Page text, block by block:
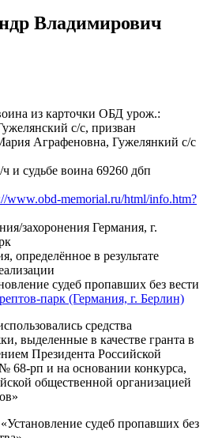
Владимирович
из карточки ОБД урож.:
с/с, призван
Аграфеновна, Гужелянкий с/с
и судьбе воина 69260 дбп
www.obd-memorial.ru/html/info.htm?
захоронения Германия, г.
определённое в результате
судеб пропавших без вести
парк (Германия, г. Берлин)
средства
выделенные в качестве гранта в
Президента Российской
68-рп и на основании конкурса,
общественной организацией
судеб пропавших без